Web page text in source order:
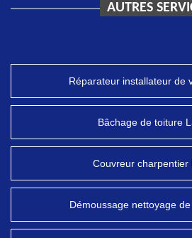
AUTRES
Réparateur installateur de
Bâchage de toiture
Couvreur charpentier
Démoussage nettoyage